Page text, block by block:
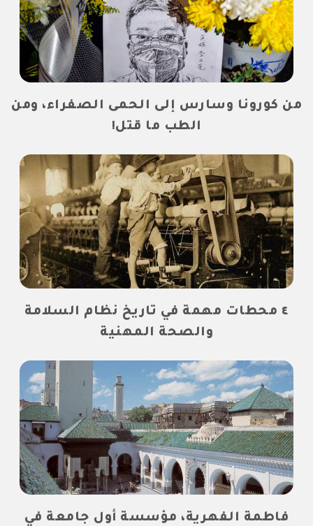
من كورونا وسارس إلى الحمى الصفراء، ومن
الطب ما قتل!
٤ محطات مهمة في تاريخ نظام السلامة
والصحة المهنية
فاطمة الفهرية، مؤسسة أول جامعة في